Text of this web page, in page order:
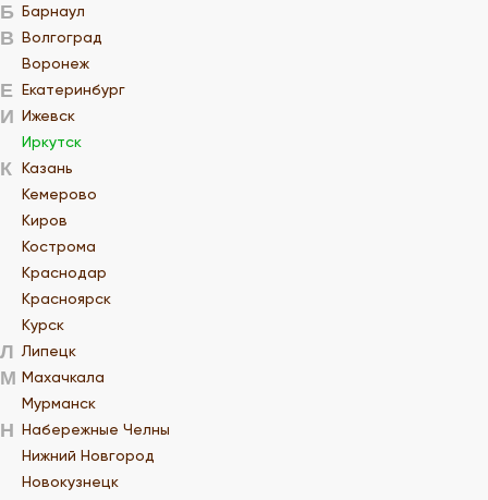
Б Барнаул
В
Волгоград
Воронеж
Е Екатеринбург
И
Ижевск
Иркутск
К
Казань
Кемерово
Киров
Кострома
Краснодар
Красноярск
Курск
Л Липецк
М Махачкала
Мурманск
Н
Набережные Челны
Нижний Новгород
Новокузнецк